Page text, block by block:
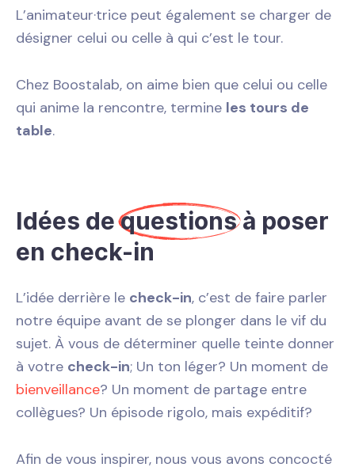
L’animateur·trice peut également se charger de
désigner celui ou celle à qui c’est le tour.
Chez Boostalab, on aime bien que celui ou celle
qui anime la rencontre, termine les tours de
table.
Idées dequestionsà poser
en check-in
L’idée derrière le check-in, c’est de faire parler
notre équipe avant de se plonger dans le vif du
sujet. À vous de déterminer quelle teinte donner
à votre check-in; Un ton léger? Un moment de
bienveillance? Un moment de partage entre
collègues? Un épisode rigolo, mais expéditif?
Afin de vous inspirer, nous vous avons concocté